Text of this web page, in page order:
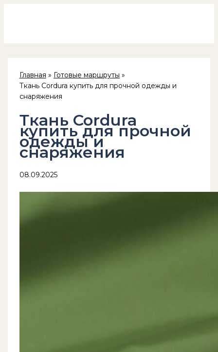
Главная
Готовые маршруты
Ткань Cordura купить для прочной одежды и
снаряжения
Ткань Cordura
купить для прочной
одежды и
снаряжения
08.09.2025